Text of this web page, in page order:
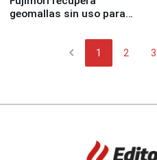
geomallas sin uso para
Fenómeno El Niño
chevron_left 1 2 3